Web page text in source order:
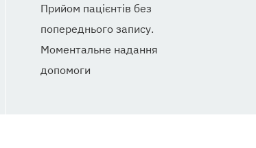
Прийом пацієнтів без
попереднього запису.
Моментальне надання
допомоги